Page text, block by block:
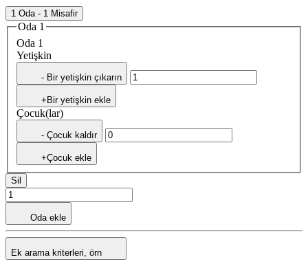
1 Oda - 1 Misafir
Oda 1
Oda 1
Yetişkin
- Bir yetişkin çıkarın
+Bir yetişkin ekle
Çocuk(lar)
- Çocuk kaldır
+Çocuk ekle
Sil
Oda ekle
Ek arama kriterleri, örn